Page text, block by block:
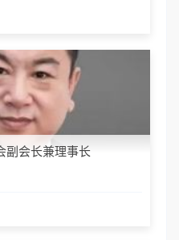
副会长兼理事长